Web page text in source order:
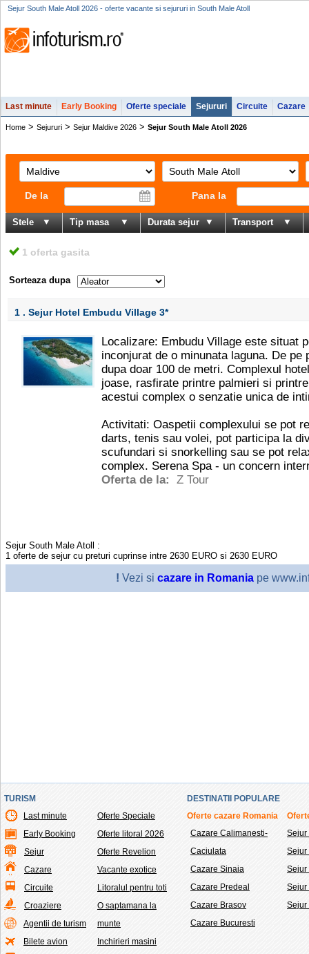
Sejur South Male Atoll 2026 - oferte vacante si sejururi in South Male Atoll
Last minute Early Booking Oferte speciale Sejururi Circuite Cazare
Home > Sejururi > Sejur Maldive 2026 > Sejur South Male Atoll 2026
De la Pana la
Stele Tip masa Durata sejur Transport
1 oferta gasita
Sorteaza dupa
1 . Sejur Hotel Embudu Village 3*
Localizare: Embudu Village este situat
inconjurat de o minunata laguna. De
dupa doar 100 de metri. Complexul
joase, rasfirate printre palmieri si
acestui complex o senzatie unica de
Activitati: Oaspetii complexului se pot
darts, tenis sau volei, pot participa la
scufundari si snorkelling sau se pot
complex. Serena Spa - un concern
Oferta de la:
Z Tour
Sejur South Male Atoll :
1 oferte de sejur cu preturi cuprinse intre 2630 EURO si 2630 EURO
! Vezi si cazare in Romania pe
TURISM
Last minute
Early Booking
Sejur
Cazare
Circuite
Croaziere
Agentii de turism
Bilete avion
Oferte Speciale
Oferte litoral 2026
Oferte Revelion
Vacante exotice
Litoralul pentru toti
O saptamana la
munte
Inchirieri masini
DESTINATII POPULARE
Oferte cazare Romania
Cazare Calimanesti-
Caciulata
Cazare Sinaia
Cazare Predeal
Cazare Brasov
Cazare Bucuresti
Sejur
Sejur
Sejur
Sejur
Sejur